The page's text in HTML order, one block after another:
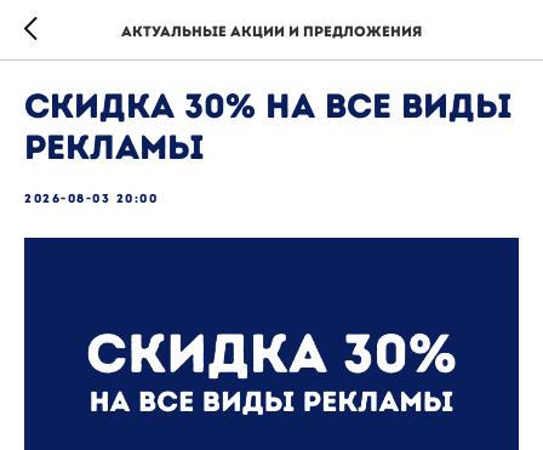
Актуальные акции и предложения
Скидка 30% на все виды
рекламы
2026-08-03 20:00